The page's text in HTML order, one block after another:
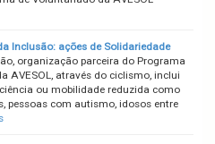
Inclusão: ações de Solidariedade
organização parceira do Programa
AVESOL, através do ciclismo, inclui
ou mobilidade reduzida como
pessoas com autismo, idosos entre